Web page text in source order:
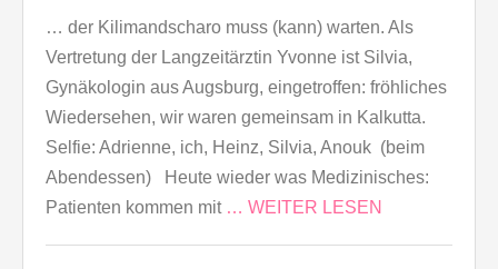
… der Kilimandscharo muss (kann) warten. Als
Vertretung der Langzeitärztin Yvonne ist Silvia,
Gynäkologin aus Augsburg, eingetroffen: fröhliches
Wiedersehen, wir waren gemeinsam in Kalkutta.
Selfie: Adrienne, ich, Heinz, Silvia, Anouk (beim
Abendessen) Heute wieder was Medizinisches:
Patienten kommen mit … WEITER LESEN